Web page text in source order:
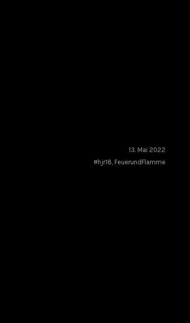
13. Mai 2022
#hjr18, FeuerundFlamme